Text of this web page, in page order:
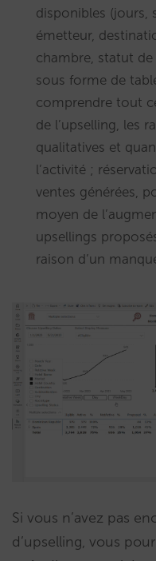
disponibles (jours,
émetteur,
chambre, statut de
sous forme de
comprendre tout
de l’upselling, les
qualitatives et
l’activité ;
ventes générées,
moyen de
upsellings
raison d’un
Si vous n’avez pas
d’upselling, vous